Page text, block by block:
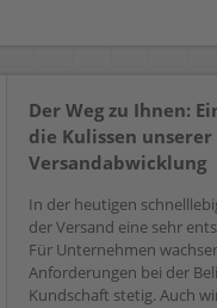
Der Weg zu Ihnen:
die Kulissen unserer
Versandabwicklung
In der heutigen
der Versand eine sehr
Für Unternehmen
Anforderungen bei der
Kundschaft stetig. Auch